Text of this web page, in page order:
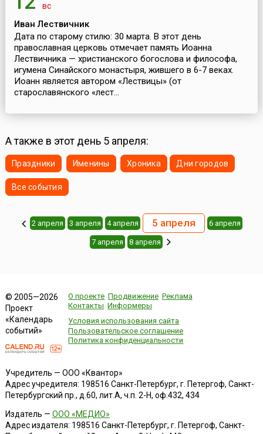
вс
Иван Лествичник
Дата по старому стилю: 30 марта. В этот день
православная церковь отмечает память Иоанна
Лествичника — христианского богослова и философа,
игумена Синайского монастыря, жившего в 6-7 веках.
Иоанн является автором «Лествицы» (от
старославянского «лест...
А также в этот день 5 апреля:
Праздники Именины Хроника Дни городов
Все события
2 апреля 3 апреля 4 апреля 5 апреля 6 апреля
7 апреля 8 апреля
© 2005—2026
Проект
«Календарь
событий»
О проекте Продвижение Реклама
Контакты Информеры
Условия использования сайта
Пользовательское соглашение
Политика конфиденциальности
Учредитель — ООО «Квантор»
Адрес учредителя: 198516 Санкт-Петербург, г. Петергоф, Санкт-
Петербургский пр., д.60, лит.А, ч.п. 2-Н, оф.432, 434
Издатель — ООО «МЕДИО»
Адрес издателя: 198516 Санкт-Петербург, г. Петергоф, Санкт-